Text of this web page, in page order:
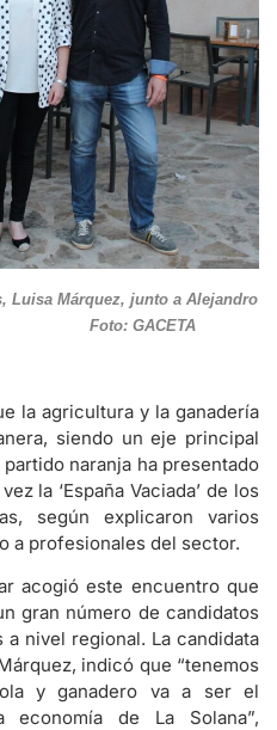
Luisa Márquez, junto a Alejandro
Foto: GACETA
la agricultura y la ganadería
siendo un eje principal
naranja ha presentado
la ‘España Vaciada’ de los
según explicaron varios
a profesionales del sector.
acogió este encuentro que
gran número de candidatos
nivel regional. La candidata
indicó que “tenemos
y ganadero va a ser el
economía de La Solana”,